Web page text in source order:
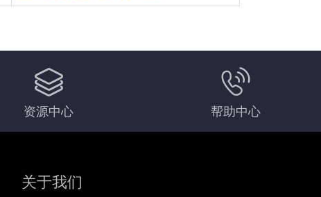
资源中心 帮助中心
关于我们